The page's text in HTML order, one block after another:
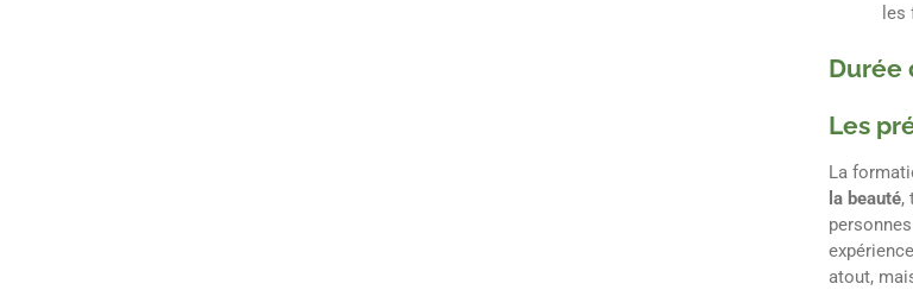
les
Durée
Les
La
la beauté,
atout,